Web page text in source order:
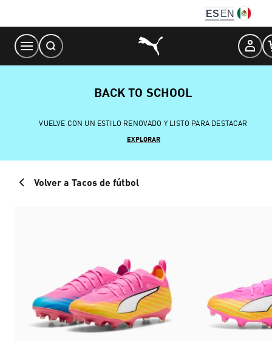
Content
ES EN
BACK TO SCHOOL
VUELVE CON UN ESTILO RENOVADO Y LISTO PARA DESTACAR
EXPLORAR
Volver a Tacos de fútbol